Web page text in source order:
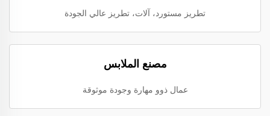
تطريز مستورد، آلات، تطريز عالي الجودة
مصنع الملابس
عمال ذوو مهارة وجودة موثوقة